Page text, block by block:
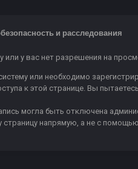
и расследования
или у вас нет разрешения на
или необходимо
к этой странице. Вы
могла быть отключена
страницу напрямую, а не с